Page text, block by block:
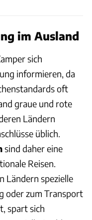
im Ausland
sich
informieren, da
oft
graue und rote
Ländern
üblich.
sind daher eine
Reisen.
Ländern spezielle
oder zum Transport
spart sich